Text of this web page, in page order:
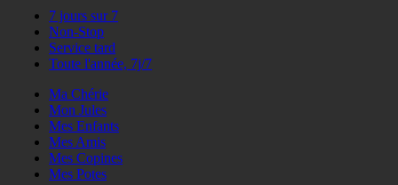
7 jours sur 7
Non-Stop
Service tard
Toute l'année, 7j/7
Ma Chérie
Mon Jules
Mes Enfants
Mes Amis
Mes Copines
Mes Potes